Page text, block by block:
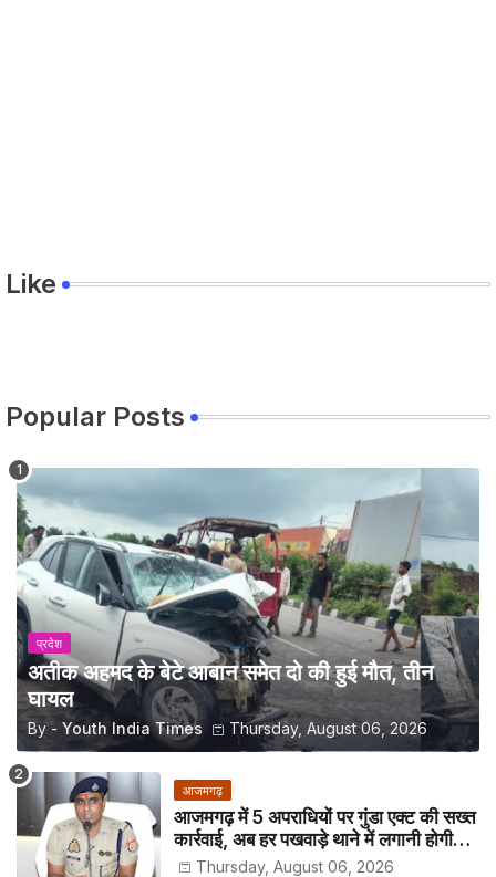
Like
Popular Posts
प्रदेश
अतीक अहमद के बेटे आबान समेत दो की हुई मौत, तीन
घायल
By - Youth India Times Thursday, August 06, 2026
आजमगढ़
आजमगढ़ में 5 अपराधियों पर गुंडा एक्ट की सख्त
कार्रवाई, अब हर पखवाड़े थाने में लगानी होगी
हाजिरीThursday, August 06, 2026